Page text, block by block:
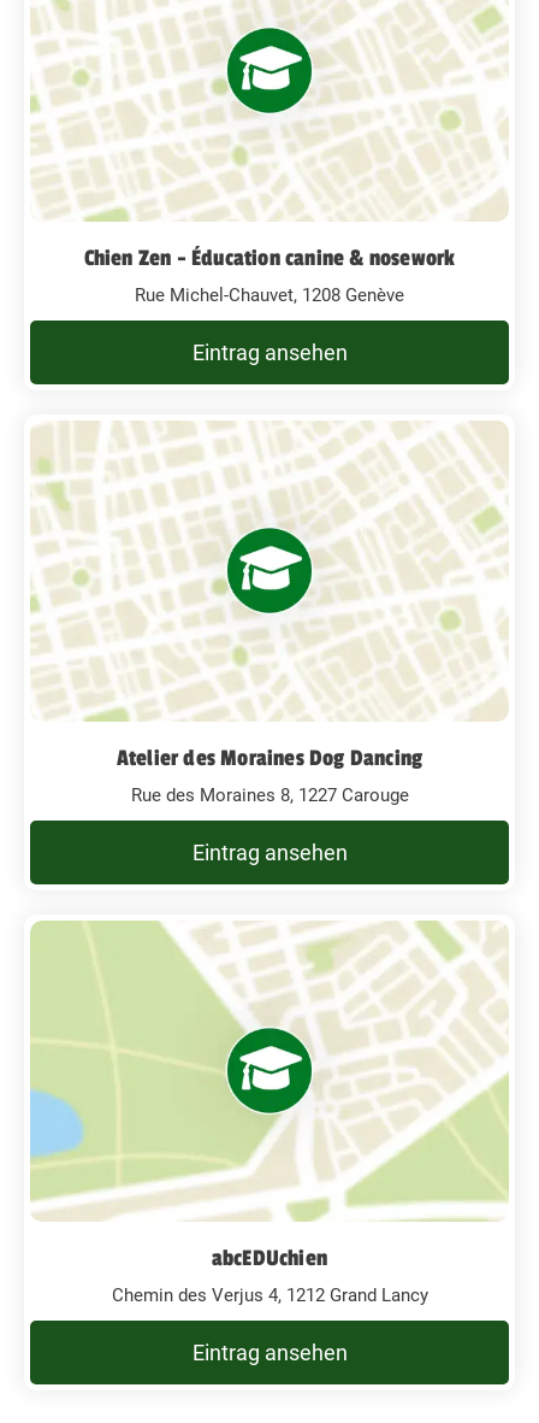
Chien Zen - Éducation canine & nosework
Rue Michel-Chauvet, 1208 Genève
Eintrag ansehen
Atelier des Moraines Dog Dancing
Rue des Moraines 8, 1227 Carouge
Eintrag ansehen
abcEDUchien
Chemin des Verjus 4, 1212 Grand Lancy
Eintrag ansehen